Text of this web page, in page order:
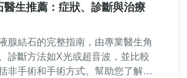
醫生推薦：症狀、診斷與治療
腺結石的完整指南，由專業醫生角
診斷方法如X光或超音波，並比較
非手術和手術方式。幫助您了解如